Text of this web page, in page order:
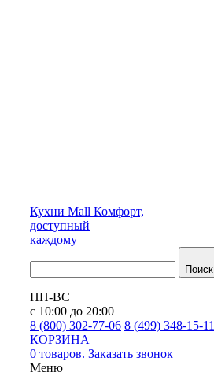
Кухни Mall Комфорт,
доступный
каждому
Поиск
ПН-ВС
с 10:00 до 20:00
8 (800) 302-77-06 8 (499) 348-15-11
КОРЗИНА
0 товаров. Заказать звонок
Меню